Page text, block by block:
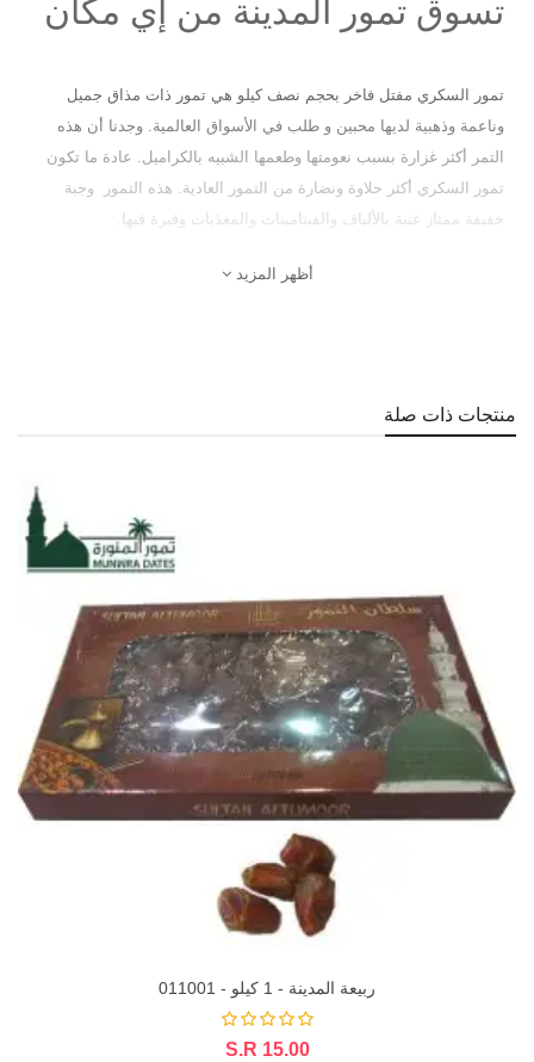
تسوق تمور المدينة من إي مكان
تمور السكري مفتل فاخر بحجم نصف كيلو هي تمور ذات مذاق جميل
وناعمة وذهبية لديها محبين و طلب في الأسواق العالمية. وجدنا أن هذه
التمر
أكثر غزارة بسبب نعومتها وطعمها الشبيه بالكراميل. عادة ما تكون
تمور السكري أكثر حلاوة ونضارة من التمور العادية. هذه التمور وجبة
خفيفة ممتاز غنية بالألياف والفيتامينات والمغذيات وفيرة فيها.
أظهر المزيد
منتجات ذات صلة
ربيعة المدينة - 1 كيلو - 011001
S.R 15.00